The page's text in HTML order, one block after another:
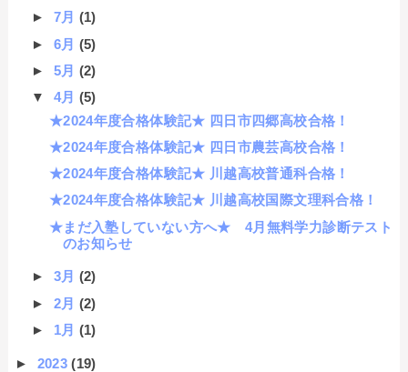
► 7月 (1)
► 6月 (5)
► 5月 (2)
▼ 4月 (5)
★2024年度合格体験記★ 四日市四郷高校合格！
★2024年度合格体験記★ 四日市農芸高校合格！
★2024年度合格体験記★ 川越高校普通科合格！
★2024年度合格体験記★ 川越高校国際文理科合格！
★まだ入塾していない方へ★ 4月無料学力診断テスト
のお知らせ
► 3月 (2)
► 2月 (2)
► 1月 (1)
► 2023(19)